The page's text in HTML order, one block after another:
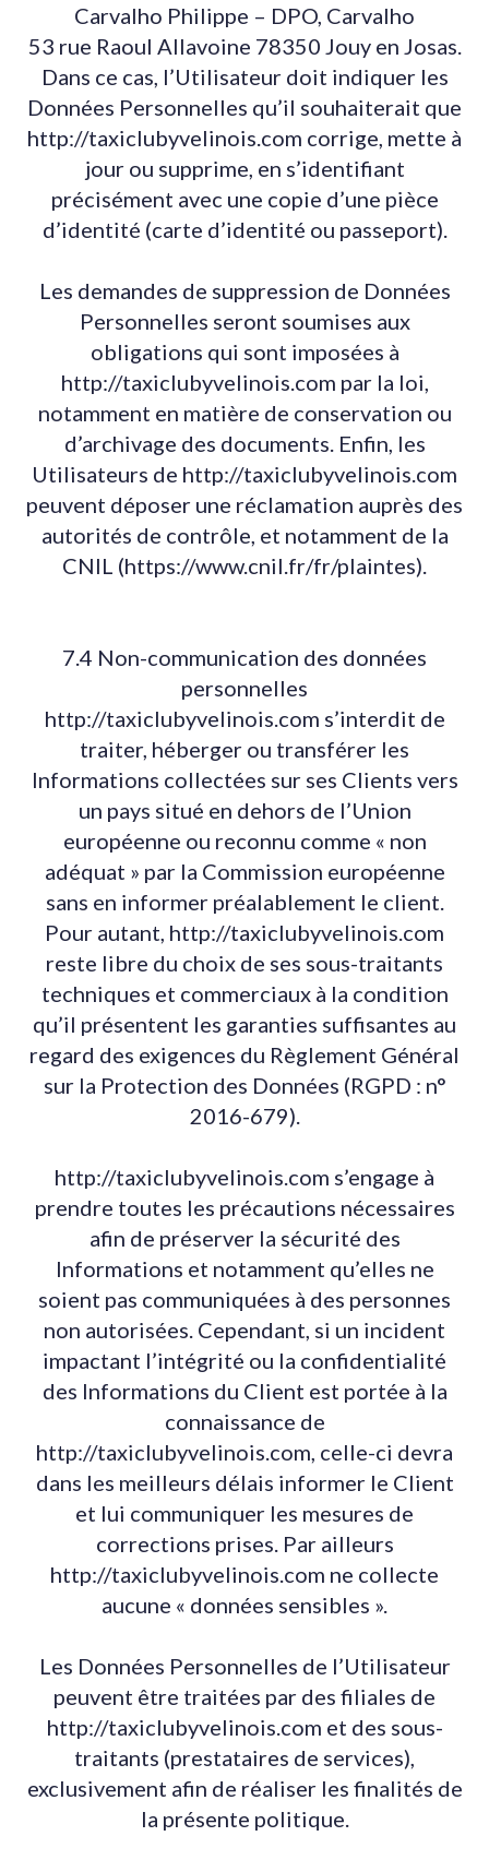
Carvalho Philippe – DPO, Carvalho
53 rue Raoul Allavoine 78350 Jouy en Josas.
Dans ce cas, l’Utilisateur doit indiquer les
Données Personnelles qu’il souhaiterait que
http://taxiclubyvelinois.com corrige, mette à
jour ou supprime, en s’identifiant
précisément avec une copie d’une pièce
d’identité (carte d’identité ou passeport).
Les demandes de suppression de Données
Personnelles seront soumises aux
obligations qui sont imposées à
http://taxiclubyvelinois.com par la loi,
notamment en matière de conservation ou
d’archivage des documents. Enfin, les
Utilisateurs de http://taxiclubyvelinois.com
peuvent déposer une réclamation auprès des
autorités de contrôle, et notamment de la
CNIL (https://www.cnil.fr/fr/plaintes).
7.4 Non-communication des données
personnelles
http://taxiclubyvelinois.com s’interdit de
traiter, héberger ou transférer les
Informations collectées sur ses Clients vers
un pays situé en dehors de l’Union
européenne ou reconnu comme « non
adéquat » par la Commission européenne
sans en informer préalablement le client.
Pour autant, http://taxiclubyvelinois.com
reste libre du choix de ses sous-traitants
techniques et commerciaux à la condition
qu’il présentent les garanties suffisantes au
regard des exigences du Règlement Général
sur la Protection des Données (RGPD : n°
2016-679).
http://taxiclubyvelinois.com s’engage à
prendre toutes les précautions nécessaires
afin de préserver la sécurité des
Informations et notamment qu’elles ne
soient pas communiquées à des personnes
non autorisées. Cependant, si un incident
impactant l’intégrité ou la confidentialité
des Informations du Client est portée à la
connaissance de
http://taxiclubyvelinois.com, celle-ci devra
dans les meilleurs délais informer le Client
et lui communiquer les mesures de
corrections prises. Par ailleurs
http://taxiclubyvelinois.com ne collecte
aucune « données sensibles ».
Les Données Personnelles de l’Utilisateur
peuvent être traitées par des filiales de
http://taxiclubyvelinois.com et des sous-
traitants (prestataires de services),
exclusivement afin de réaliser les finalités de
la présente politique.